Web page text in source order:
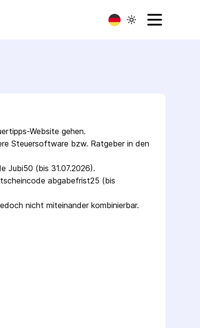
Website gehen.
Steuersoftware bzw. Ratgeber in den
Jubi50 (bis 31.07.2026).
abgabefrist25 (bis
nicht miteinander kombinierbar.